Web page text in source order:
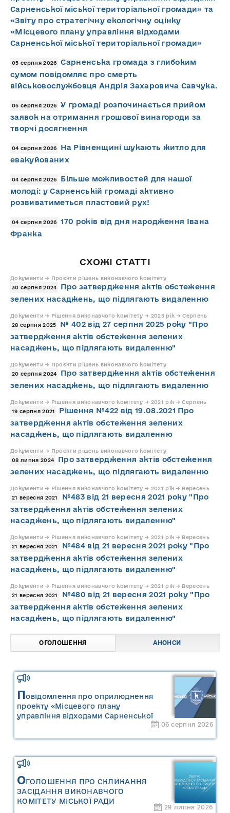
Сарненської міської територіальної громади» та
«Звіту про стратегічну екологічну оцінку
«Місцевого плану управління відходами
Сарненської міської територіальної громади»
05 серпня 2026
Сарненська громада з глибоким
сумом повідомляє про смерть
військовослужбовця Андрія Захаровича Савчука.
05 серпня 2026
У громаді розпочинається прийом
заявок на отримання грошової винагороди за
творчі досягнення
04 серпня 2026
На Рівненщині шукають житло для
евакуйованих
04 серпня 2026
Більше можливостей для нашої
молоді: у Сарненській громаді активно
розвиватиметься пластовий рух!
04 серпня 2026
170 років від дня народження Івана
Франка
СХОЖІ СТАТТІ
Документи → Проєкти рішень виконавчого комітету
30 серпня 2024
Про затвердження актів обстеження
зелених насаджень, що підлягають видаленню
Документи → Рішення виконавчого комітету → 2025 рік → Серпень
28 серпня 2025
№ 402 від 27 серпня 2025 року "Про
затвердження актів обстеження зелених
насаджень, що підлягають видаленню"
Документи → Проєкти рішень виконавчого комітету
20 серпня 2024
Про затвердження актів обстеження
зелених насаджень, що підлягають видаленню
Документи → Рішення виконавчого комітету → 2021 рік → Серпень
19 серпня 2021
Рішення №422 від 19.08.2021 Про
затвердження актів обстеження зелених
насаджень, що підлягають видаленню
Документи → Проєкти рішень виконавчого комітету
08 липня 2024
Про затвердження актів обстеження
зелених насаджень, що підлягають видаленню
Документи → Рішення виконавчого комітету → 2021 рік → Вересень
21 вересня 2021
№483 від 21 вересня 2021 року "Про
затвердження актів обстеження зелених
насаджень, що підлягають видаленню"
Документи → Рішення виконавчого комітету → 2021 рік → Вересень
21 вересня 2021
№484 від 21 вересня 2021 року "Про
затвердження актів обстеження зелених
насаджень, що підлягають видаленню"
Документи → Рішення виконавчого комітету → 2021 рік → Вересень
21 вересня 2021
№480 від 21 вересня 2021 року "Про
затвердження актів обстеження зелених
насаджень, що підлягають видаленню"
ОГОЛОШЕННЯ АНОНСИ
Повідомлення про оприлюднення
проекту «Місцевого плану
управління відходами Сарненської
міської територіальної громади» та
управління відходами Сарненської
міської територіальної громади»
06 серпня 2026
ОГОЛОШЕННЯ ПРО СКЛИКАННЯ
ЗАСІДАННЯ ВИКОНАВЧОГО
КОМІТЕТУ МІСЬКОЇ РАДИ
29 липня 2026